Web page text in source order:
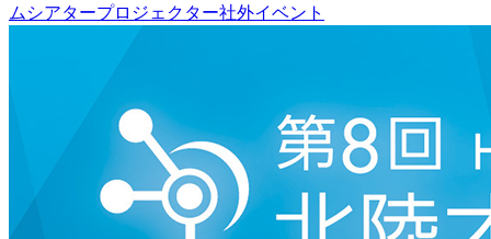
ムシアタープロジェクター社外イベント